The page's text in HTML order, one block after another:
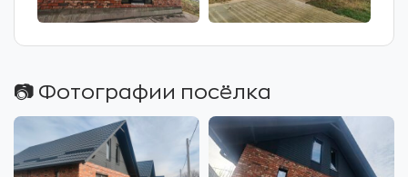
📷 Фотографии посёлка